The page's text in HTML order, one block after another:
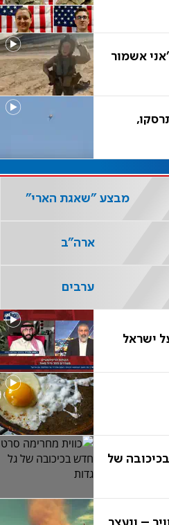
אשמור
ישראל
של
מבצע "שאגת הארי"
ארה"ב
ערבים